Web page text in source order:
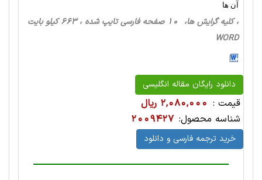
آن ها
، کلیه گرایش ها، 10 صفحه فارسی تایپ شده ، 663 کیلو بایت
WORD
دانلود رایگان مقاله انگلیسی
قیمت : 2,080,000 ریال
شناسه محصول: 2009427
خرید ترجمه فارسی و دانلود